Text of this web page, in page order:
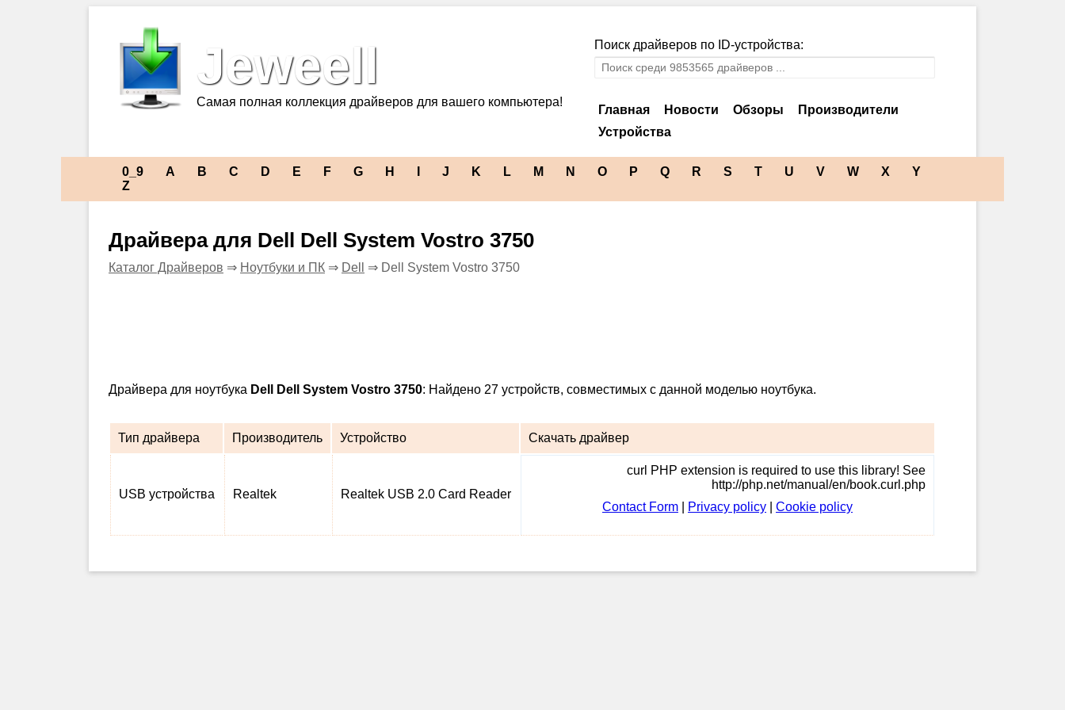
Jeweell
Самая полная коллекция драйверов для вашего компьютера!
Поиск драйверов по ID-устройства:
Главная Новости Обзоры
Производители
Устройства
0_9 A B C D E F G H J K L M N O P Q R S T U V W X
Y
Z
Драйвера для Dell Dell System Vostro 3750
Каталог Драйверов ⇒ Ноутбуки и ПК ⇒ Dell ⇒ Dell System Vostro 3750
Драйвера для ноутбука Dell Dell System Vostro 3750: Найдено 27 устройств, совместимых с данной моделью ноутбука.
Тип драйвера Производитель Устройство Скачать драйвер
USB устройства Realtek Realtek USB 2.0 Card Reader
curl PHP extension is required to use this library! See
http://php.net/manual/en/book.curl.php
Contact Form
Privacy policy Cookie policy